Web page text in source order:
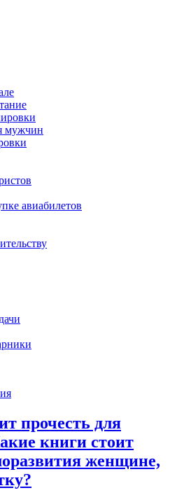
мужчин
авиабилетов
прочесть для
книги стоит
женщине,